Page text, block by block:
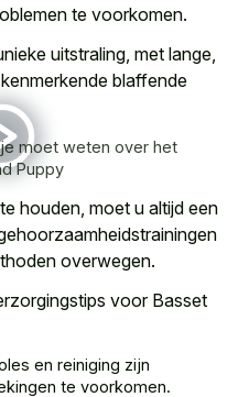
te voorkomen.
uitstraling, met lange,
blaffende
moet weten over het
Puppy
houden, moet u altijd een
overwegen.
voor Basset
en reiniging zijn
te voorkomen.